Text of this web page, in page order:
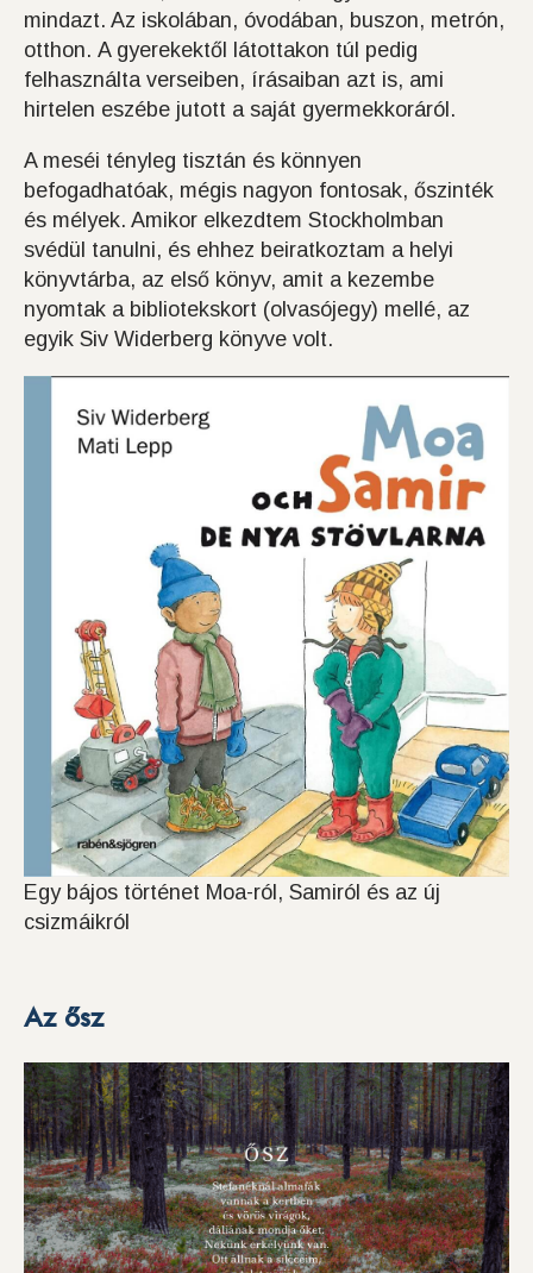
mindazt. Az iskolában, óvodában, buszon, metrón,
otthon. A gyerekektől látottakon túl pedig
felhasználta verseiben, írásaiban azt is, ami
hirtelen eszébe jutott a saját gyermekkoráról.
A meséi tényleg tisztán és könnyen
befogadhatóak, mégis nagyon fontosak, őszinték
és mélyek. Amikor elkezdtem Stockholmban
svédül tanulni, és ehhez beiratkoztam a helyi
könyvtárba, az első könyv, amit a kezembe
nyomtak a bibliotekskort (olvasójegy) mellé, az
egyik Siv Widerberg könyve volt.
Egy bájos történet Moa-ról, Samiról és az új
csizmáikról
Az ősz